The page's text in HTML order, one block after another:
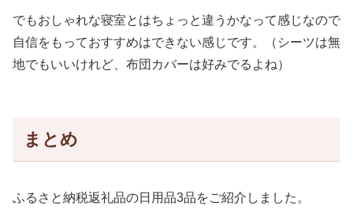
でもおしゃれな寝室とはちょっと違うかなって感じなので
自信をもっておすすめはできない感じです。（シーツは無
地でもいいけれど、布団カバーは好みでるよね）
まとめ
ふるさと納税返礼品の日用品3品をご紹介しました。